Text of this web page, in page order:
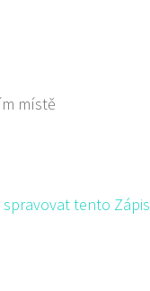
místě
tento Zápis